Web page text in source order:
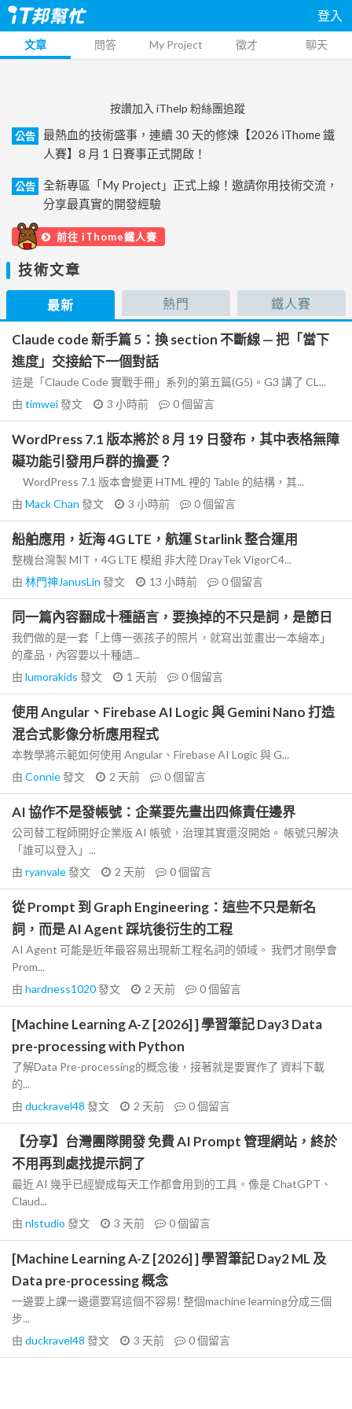
登入
文章 問答 My Project 徵才 聊天
按讚加入 iThelp 粉絲團追蹤
公告
最熱血的技術盛事，連續 30 天的修煉【2026 iThome 鐵
人賽】8 月 1 日賽事正式開啟！
公告
全新專區「My Project」正式上線！邀請你用技術交流，
分享最真實的開發經驗
前往 iThome鐵人賽
技術文章
最新 熱門 鐵人賽
Claude code 新手篇 5：換 section 不斷線 — 把「當下
進度」交接給下一個對話
這是「Claude Code 實戰手冊」系列的第五篇(G5)。G3 講了 CL...
由 timwei發文 3 小時前 0個留言
WordPress 7.1 版本將於 8 月 19 日發布，其中表格無障
礙功能引發用戶群的擔憂？
WordPress 7.1 版本會變更 HTML 裡的 Table 的結構，其...
由 Mack Chan 發文 3 小時前 0個留言
船舶應用，近海 4G LTE，航運 Starlink 整合運用
整機台灣製 MIT，4G LTE 模組 非大陸 DrayTek VigorC4...
由 林門神JanusLin 發文 13 小時前 0個留言
同一篇內容翻成十種語言，要換掉的不只是詞，是節日
我們做的是一套「上傳一張孩子的照片，就寫出並畫出一本繪本」
的產品，內容要以十種語...
由 lumorakids 發文 1 天前 0個留言
使用 Angular、Firebase AI Logic 與 Gemini Nano 打造
混合式影像分析應用程式
本教學將示範如何使用 Angular、Firebase AI Logic 與 G...
由 Connie發文 2 天前 0個留言
AI 協作不是發帳號：企業要先畫出四條責任邊界
公司替工程師開好企業版 AI 帳號，治理其實還沒開始。 帳號只解決
「誰可以登入」...
由 ryanvale發文 2 天前 0個留言
從 Prompt 到 Graph Engineering：這些不只是新名
詞，而是 AI Agent 踩坑後衍生的工程
AI Agent 可能是近年最容易出現新工程名詞的領域。 我們才剛學會
Prom...
由 hardness1020發文 2 天前 0個留言
[Machine Learning A-Z [2026] ] 學習筆記 Day3 Data
pre-processing with Python
了解Data Pre-processing的概念後，接著就是要實作了 資料下載
的...
由 duckravel48 發文 2 天前 0個留言
【分享】台灣團隊開發 免費 AI Prompt 管理網站，終於
不用再到處找提示詞了
最近 AI 幾乎已經變成每天工作都會用到的工具。像是 ChatGPT、
Claud...
由 nlstudio 發文 3 天前 0個留言
[Machine Learning A-Z [2026] ] 學習筆記 Day2 ML 及
Data pre-processing 概念
一邊要上課一邊還要寫這個不容易! 整個machine learning分成三個
步...
由 duckravel48 發文 3 天前 0個留言